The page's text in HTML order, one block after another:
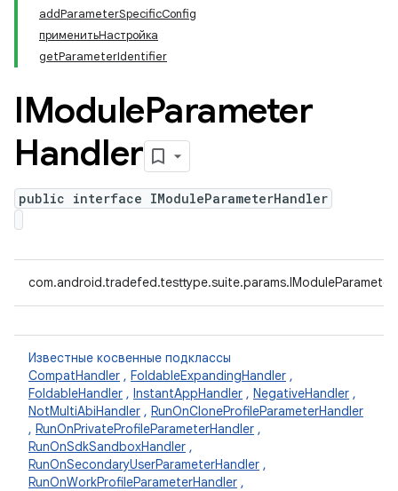
addParameterSpecificConfig
применитьНастройка
getParameterIdentifier
IModuleParameter
Handler
public interface IModuleParameterHandler
Известные косвенные подклассы
CompatHandler , FoldableExpandingHandler ,
FoldableHandler , InstantAppHandler , NegativeHandler ,
NotMultiAbiHandler , RunOnCloneProfileParameterHandler
, RunOnPrivateProfileParameterHandler ,
RunOnSdkSandboxHandler ,
RunOnSecondaryUserParameterHandler ,
RunOnWorkProfileParameterHandler ,